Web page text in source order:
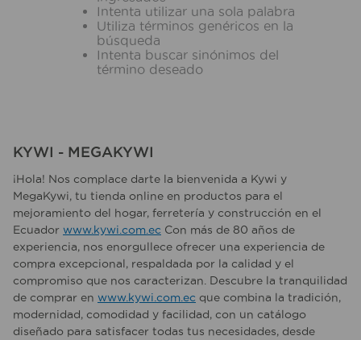
Intenta utilizar una sola palabra
Utiliza términos genéricos en la
búsqueda
Intenta buscar sinónimos del
término deseado
KYWI - MEGAKYWI
¡Hola! Nos complace darte la bienvenida a Kywi y
MegaKywi, tu tienda online en productos para el
mejoramiento del hogar, ferretería y construcción en el
Ecuador www.kywi.com.ec Con más de 80 años de
experiencia, nos enorgullece ofrecer una experiencia de
compra excepcional, respaldada por la calidad y el
compromiso que nos caracterizan. Descubre la tranquilidad
de comprar en www.kywi.com.ec que combina la tradición,
modernidad, comodidad y facilidad, con un catálogo
diseñado para satisfacer todas tus necesidades, desde